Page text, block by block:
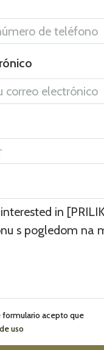
formulario acepto que
uso